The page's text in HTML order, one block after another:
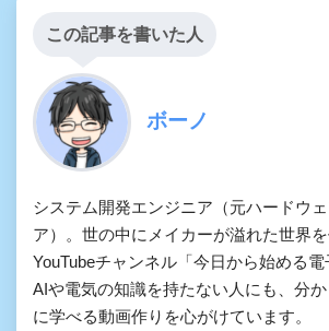
この記事を書いた人
ボーノ
システム開発エンジニア（元ハードウ
ア）。世の中にメイカーが溢れた世界を
YouTubeチャンネル「今日から始める電
AIや電気の知識を持たない人にも、分
に学べる動画作りを心がけています。